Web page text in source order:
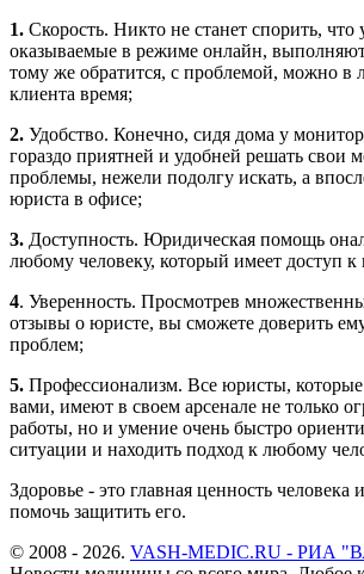
1. Скорость. Никто не станет спорить, что
оказываемые в режиме онлайн,
тому же обратится, с проблемой, можно в
клиента время;
2. Удобство. Конечно, сидя дома у
гораздо приятней и удобней решать свои
проблемы, нежели подолгу искать, а
юриста в офисе;
3. Доступность. Юридическая помощь
любому человеку, который имеет доступ к
4. Уверенность. Просмотрев
отзывы о юристе, вы сможете доверить
проблем;
5. Профессионализм. Все юристы, которые
вами, имеют в своем арсенале не только
работы, но и умение очень быстро
ситуации и находить подход к любому
Здоровье - это главная ценность
помочь защитить его.
© 2008 - 2026. VASH-MEDIC.RU - РИА